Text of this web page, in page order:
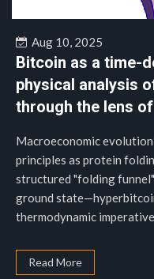
Aug 10, 2025
Bitcoin as a time-
physical analysis
through the lens
Macroeconomic
principles as protein
structured "folding
ground
thermodynamic
Read More